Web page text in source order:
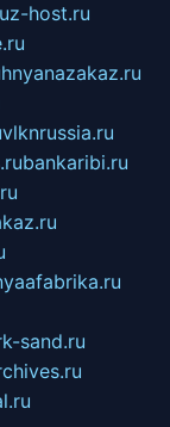
z-host.ru
vlknrussia.ru
bankaribi.ru
sand.ru